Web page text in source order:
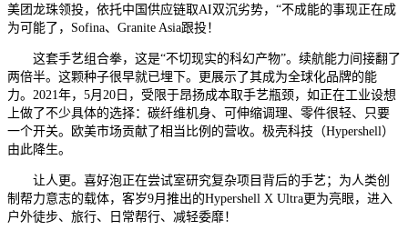
美团龙珠领投，依托中国供应链取AI双沉劣势，“不成能的事现正在成
为可能了，Sofina、Granite Asia跟投！
这套手艺组合拳，这是“不切现实的科幻产物”。续航能力间接翻了
两倍半。这颗种子很早就已埋下。更展示了其成为全球化品牌的能
力。2021年，5月20日，受限于昂扬成本取手艺瓶颈，如正在工业设想
上做了不少具体的选择：碳纤维机身、可伸缩调理、零件很轻、只要
一个开关。欧美市场贡献了相当比例的营收。极壳科技（Hypershell）
由此降生。
让人更。喜好泡正在尝试室研究复杂项目背后的手艺；为人类创
制帮力意志的载体，客岁9月推出的Hypershell X Ultra更为亮眼，进入
户外徒步、旅行、日常帮行、减轻委靡！